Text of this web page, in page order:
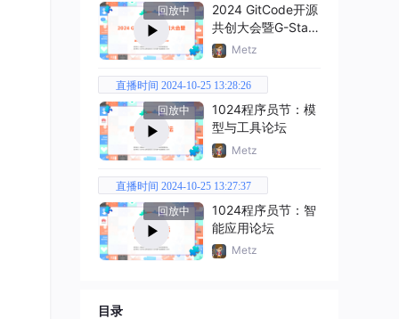
回放中
2024 GitCode开源
共创大会暨G-Star
嘉年华
Metz
直播时间 2024-10-25 13:28:26
回放中
1024程序员节：模
型与工具论坛
Metz
直播时间 2024-10-25 13:27:37
回放中
1024程序员节：智
能应用论坛
Metz
目录